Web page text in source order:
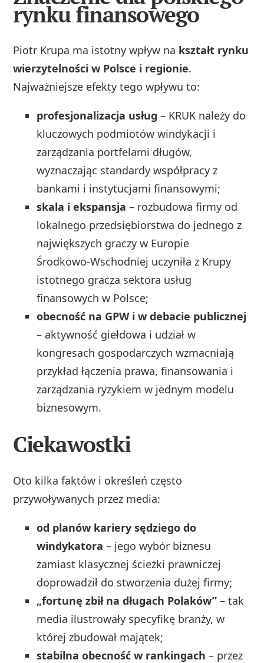
rynku finansowego
Piotr Krupa ma istotny wpływ na kształt rynku
wierzytelności w Polsce i regionie.
Najważniejsze efekty tego wpływu to:
profesjonalizacja usług – KRUK należy do
kluczowych podmiotów windykacji i
zarządzania portfelami długów,
wyznaczając standardy współpracy z
bankami i instytucjami finansowymi;
skala i ekspansja – rozbudowa firmy od
lokalnego przedsiębiorstwa do jednego z
największych graczy w Europie
Środkowo‑Wschodniej uczyniła z Krupy
istotnego gracza sektora usług
finansowych w Polsce;
obecność na GPW i w debacie publicznej
– aktywność giełdowa i udział w
kongresach gospodarczych wzmacniają
przykład łączenia prawa, finansowania i
zarządzania ryzykiem w jednym modelu
biznesowym.
Ciekawostki
Oto kilka faktów i określeń często
przywoływanych przez media:
od planów kariery sędziego do
windykatora – jego wybór biznesu
zamiast klasycznej ścieżki prawniczej
doprowadził do stworzenia dużej firmy;
„fortunę zbił na długach Polaków” – tak
media ilustrowały specyfikę branży, w
której zbudował majątek;
stabilna obecność w rankingach – przez